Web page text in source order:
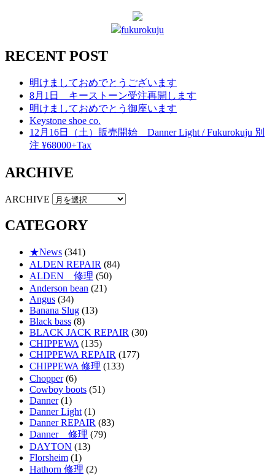
fukurokuju
RECENT POST
明けましておめでとうございます
8月1日 キーストーン受注再開します
明けましておめでとう御座います
Keystone shoe co.
12月16日（土）販売開始 Danner Light / Fukurokuju 別
注 ¥68000+Tax
ARCHIVE
ARCHIVE
CATEGORY
★News (341)
ALDEN REPAIR (84)
ALDEN 修理 (50)
Anderson bean (21)
Angus (34)
Banana Slug (13)
Black bass (8)
BLACK JACK REPAIR (30)
CHIPPEWA (135)
CHIPPEWA REPAIR (177)
CHIPPEWA 修理 (133)
Chopper(6)
Cowboy boots (51)
Danner(1)
Danner Light (1)
Danner REPAIR (83)
Danner 修理 (79)
DAYTON (13)
Florsheim (1)
Hathorn 修理 (2)